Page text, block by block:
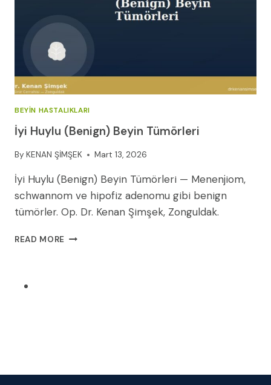
BEYIN HASTALIKLARI
İyi Huylu (Benign) Beyin Tümörleri
By KENAN ŞİMŞEK Mart 13, 2026
İyi Huylu (Benign) Beyin Tümörleri — Menenjiom,
schwannom ve hipofiz adenomu gibi benign
tümörler. Op. Dr. Kenan Şimşek, Zonguldak.
READ MORE İYI